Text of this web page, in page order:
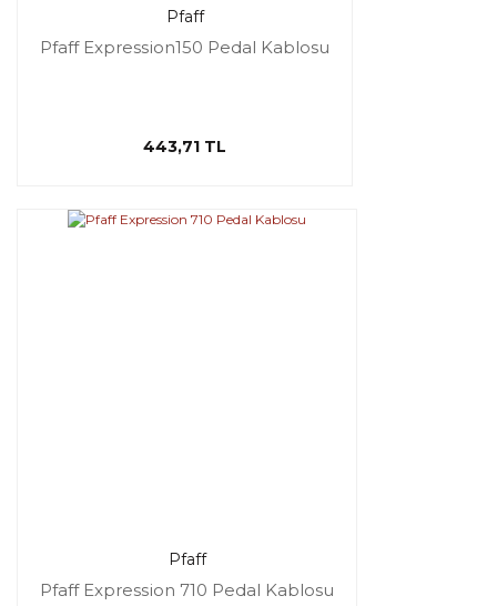
Pfaff
Pfaff Expression150 Pedal Kablosu
443,71 TL
Pfaff
Pfaff Expression 710 Pedal Kablosu